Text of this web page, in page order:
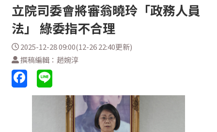
立院司委會將審翁曉玲「政務人員
法」 綠委指不合理
2025-12-28 09:00(12-26 22:40更新)
撰稿編輯：趙婉淳